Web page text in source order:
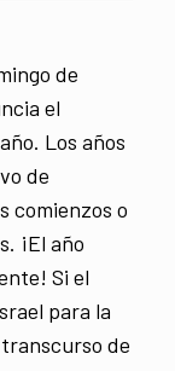
de
el
Los años
de
comienzos o
¡El año
Si el
para la
de